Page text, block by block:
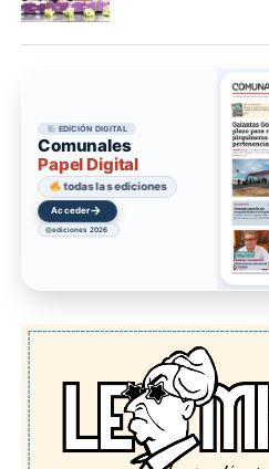
EDICIÓN DIGITAL
Comunales
Papel Digital
todas las ediciones
Acceder→
ediciones 2026